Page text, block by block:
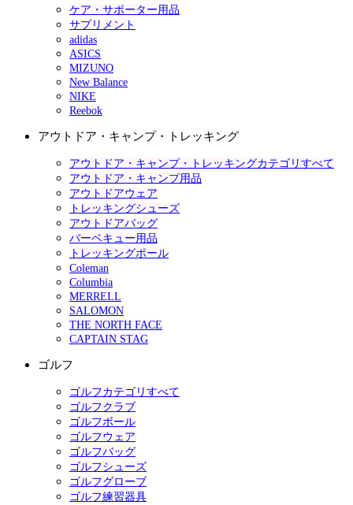
ケア・サポーター用品
サプリメント
adidas
ASICS
MIZUNO
New Balance
NIKE
Reebok
アウトドア・キャンプ・トレッキング
アウトドア・キャンプ・トレッキングカテゴリすべて
アウトドア・キャンプ用品
アウトドアウェア
トレッキングシューズ
アウトドアバッグ
バーベキュー用品
トレッキングポール
Coleman
Columbia
MERRELL
SALOMON
THE NORTH FACE
CAPTAIN STAG
ゴルフ
ゴルフカテゴリすべて
ゴルフクラブ
ゴルフボール
ゴルフウェア
ゴルフバッグ
ゴルフシューズ
ゴルフグローブ
ゴルフ練習器具